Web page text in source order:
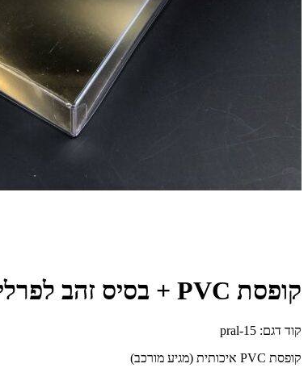
קופסת PVC + בסיס זהב לפרלינים 150/150/30
קוד דגם: pral-15
קופסת PVC איכותית (מגיע מורכב)